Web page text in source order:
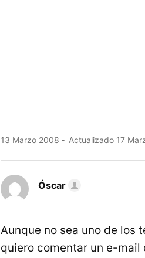
13 Marzo 2008 Actualizado 17
Óscar
Aunque no sea uno de los
quiero comentar un e-mail